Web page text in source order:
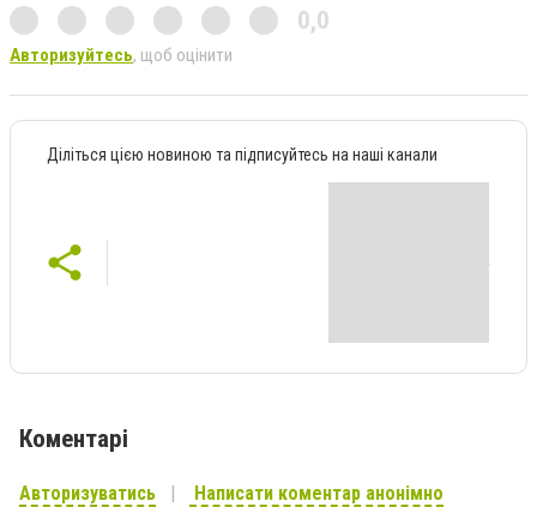
0,0
Авторизуйтесь, щоб оцінити
Діліться цією новиною та підписуйтесь на наші канали
Коментарі
Авторизуватись Написати коментар анонімно